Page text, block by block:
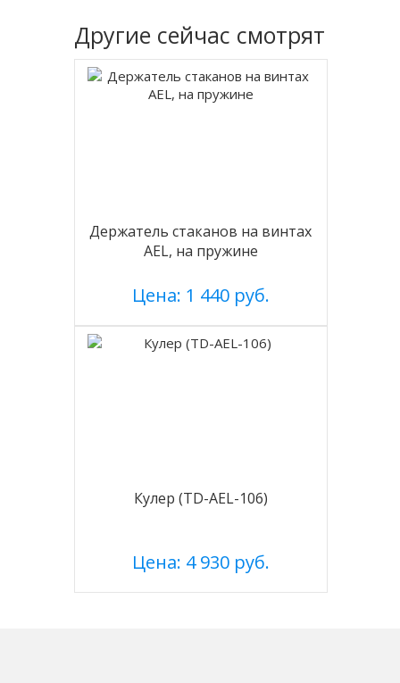
Другие сейчас смотрят
Держатель стаканов на винтах
AEL, на пружине
Цена: 1 440 руб.
Кулер (TD-AEL-106)
Цена: 4 930 руб.